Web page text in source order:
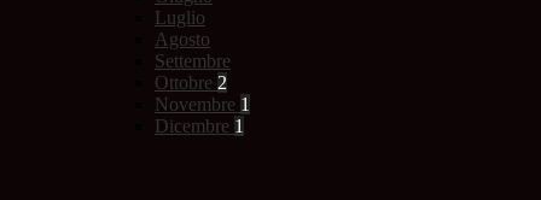
Luglio
Agosto
Settembre
Ottobre 2
Novembre 1
Dicembre 1